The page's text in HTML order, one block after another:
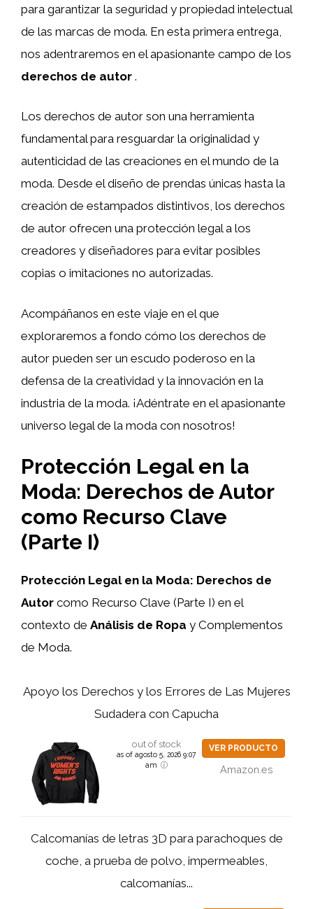
para garantizar la seguridad y propiedad intelectual
de las marcas de moda. En esta primera entrega,
nos adentraremos en el apasionante campo de los
derechos de autor .
Los derechos de autor son una herramienta
fundamental para resguardar la originalidad y
autenticidad de las creaciones en el mundo de la
moda. Desde el diseño de prendas únicas hasta la
creación de estampados distintivos, los derechos
de autor ofrecen una protección legal a los
creadores y diseñadores para evitar posibles
copias o imitaciones no autorizadas.
Acompáñanos en este viaje en el que
exploraremos a fondo cómo los derechos de
autor pueden ser un escudo poderoso en la
defensa de la creatividad y la innovación en la
industria de la moda. ¡Adéntrate en el apasionante
universo legal de la moda con nosotros!
Protección Legal en la
Moda: Derechos de Autor
como Recurso Clave
(Parte I)
Protección Legal en la Moda: Derechos de
Autor como Recurso Clave (Parte I) en el
contexto de Análisis de Ropa y Complementos
de Moda.
Apoyo los Derechos y los Errores de Las Mujeres
Sudadera con Capucha
out of stock
as of agosto 5, 2026 9:07
am
VER PRODUCTO
Amazon.es
Calcomanías de letras 3D para parachoques de
coche, a prueba de polvo, impermeables,
calcomanías...